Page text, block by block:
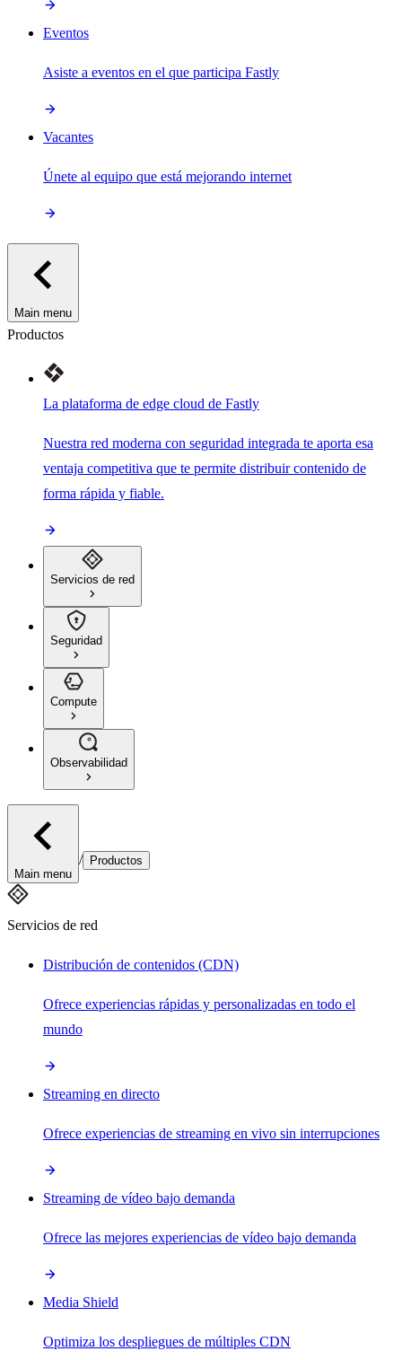
Eventos
Asiste a eventos en el que participa Fastly
Vacantes
Únete al equipo que está mejorando internet
Main menu
Productos
La plataforma de edge cloud de Fastly
Nuestra red moderna con seguridad integrada te aporta esa
ventaja competitiva que te permite distribuir contenido de
forma rápida y fiable.
Servicios de red
Seguridad
Compute
Observabilidad
Main menu
/ Productos
Servicios de red
Distribución de contenidos (CDN)
Ofrece experiencias rápidas y personalizadas en todo el
mundo
Streaming en directo
Ofrece experiencias de streaming en vivo sin interrupciones
Streaming de vídeo bajo demanda
Ofrece las mejores experiencias de vídeo bajo demanda
Media Shield
Optimiza los despliegues de múltiples CDN